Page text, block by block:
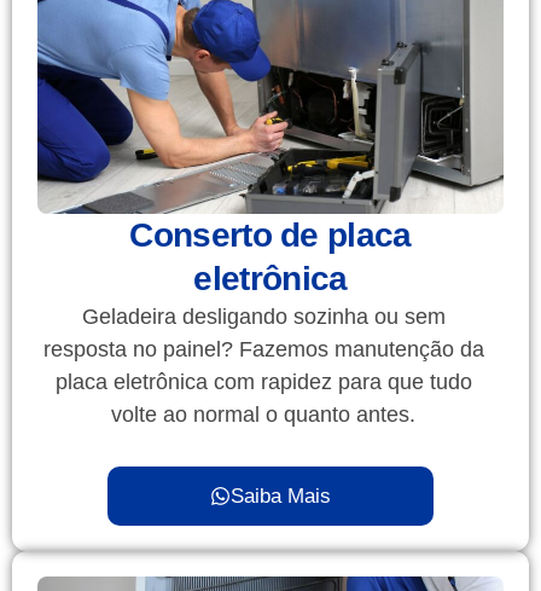
Conserto de placa
eletrônica
Geladeira desligando sozinha ou sem
resposta no painel? Fazemos manutenção da
placa eletrônica com rapidez para que tudo
volte ao normal o quanto antes.
Saiba Mais